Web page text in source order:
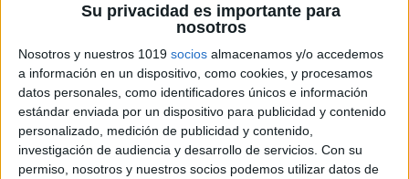
Su privacidad es importante para
nosotros
Nosotros y nuestros 1019 socios almacenamos y/o accedemos
a información en un dispositivo, como cookies, y procesamos
datos personales, como identificadores únicos e información
estándar enviada por un dispositivo para publicidad y contenido
personalizado, medición de publicidad y contenido,
investigación de audiencia y desarrollo de servicios. Con su
permiso, nosotros y nuestros socios podemos utilizar datos de
Problemas para trabajar los euros 2
niveles
Publicado el 8 marzo, 2025